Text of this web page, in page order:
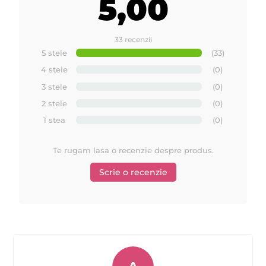
5,00
33 recenzii
5 stele
(33)
4 stele
(0)
3 stele
(0)
2 stele
(0)
1 stea
(0)
Te rugam lasa o recenzie despre produs.
Scrie o recenzie